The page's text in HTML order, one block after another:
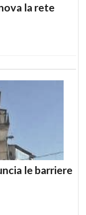
la rete
le barriere